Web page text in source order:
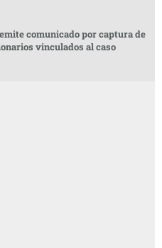
comunicado por captura de
vinculados al caso